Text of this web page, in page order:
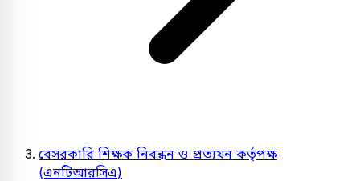
বেসরকারি শিক্ষক নিবন্ধন ও প্রত্যয়ন কর্তৃপক্ষ
(এনটিআরসিএ)